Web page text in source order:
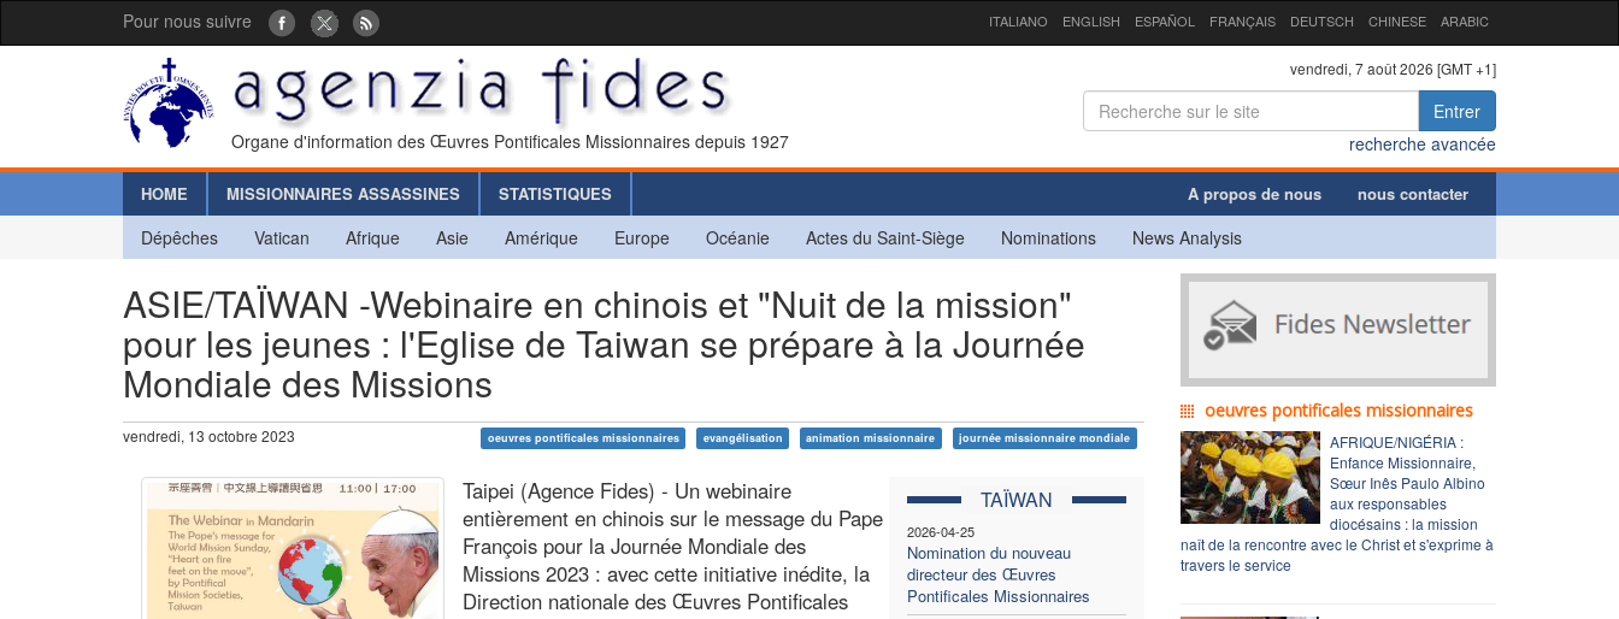
Pour nous suivre ITALIANO ENGLISH ESPAÑOL FRANÇAIS DEUTSCH CHINESE ARABIC
Organe d'information des Œuvres Pontificales Missionnaires depuis 1927
vendredi, 7 août 2026 [GMT +1]
Entrer
recherche avancée
HOME MISSIONNAIRES ASSASSINES STATISTIQUES A propos de nous nous contacter
Dépêches Vatican Afrique Asie Amérique Europe Océanie Actes du Saint-Siège Nominations News Analysis
ASIE/TAÏWAN -Webinaire en chinois et "Nuit de la mission"
pour les jeunes : l'Eglise de Taiwan se prépare à la Journée
Mondiale des Missions
vendredi, 13 octobre 2023 oeuvres pontificales missionnaires evangélisation animation missionnaire journée missionnaire mondiale
TAÏWAN
2026-04-25
Nomination du nouveau
directeur des Œuvres
Pontificales Missionnaires
Taipei (Agence Fides) - Un webinaire
entièrement en chinois sur le message du Pape
François pour la Journée Mondiale des
Missions 2023 : avec cette initiative inédite, la
Direction nationale des Œuvres Pontificales
oeuvres pontificales missionnaires
AFRIQUE/NIGÉRIA :
Enfance Missionnaire,
Sœur Inês Paulo Albino
aux responsables
diocésains : la mission
naît de la rencontre avec le Christ et s'exprime à
travers le service